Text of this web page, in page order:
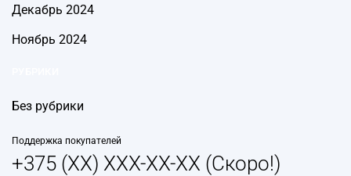
Декабрь 2024
Ноябрь 2024
Без рубрики
Поддержка покупателей
+375 (XX) XXX-XX-XX (Скоро!)